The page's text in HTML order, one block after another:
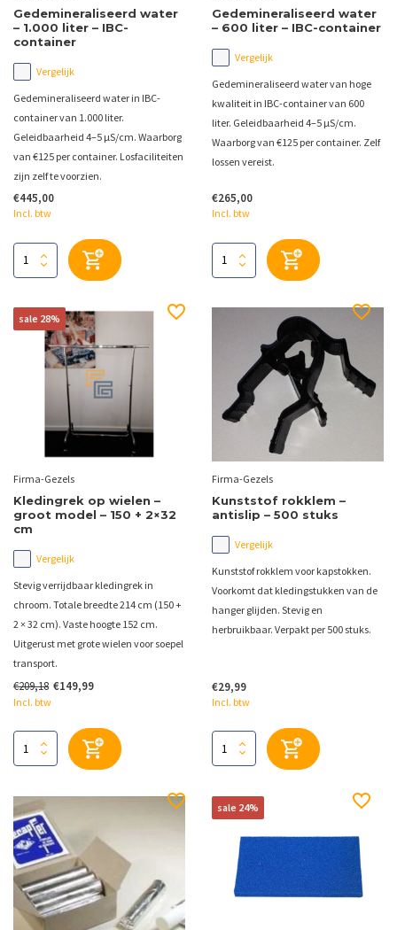
Gedemineraliseerd water
– 1.000 liter – IBC-
container
Vergelijk
Gedemineraliseerd water in IBC-
container van 1.000 liter.
Geleidbaarheid 4–5 µS/cm. Waarborg
van €125 per container. Losfaciliteiten
zijn zelf te voorzien.
€445,00
Incl. btw
Gedemineraliseerd water
– 600 liter – IBC-container
Vergelijk
Gedemineraliseerd water van hoge
kwaliteit in IBC-container van 600
liter. Geleidbaarheid 4–5 µS/cm.
Waarborg van €125 per container. Zelf
lossen vereist.
€265,00
Incl. btw
sale 28%
Firma-Gezels
Kledingrek op wielen –
groot model – 150 + 2×32
cm
Vergelijk
Stevig verrijdbaar kledingrek in
chroom. Totale breedte 214 cm (150 +
2 × 32 cm). Vaste hoogte 152 cm.
Uitgerust met grote wielen voor soepel
transport.
€209,18 €149,99
Incl. btw
Firma-Gezels
Kunststof rokklem –
antislip – 500 stuks
Vergelijk
Kunststof rokklem voor kapstokken.
Voorkomt dat kledingstukken van de
hanger glijden. Stevig en
herbruikbaar. Verpakt per 500 stuks.
€29,99
Incl. btw
sale 24%